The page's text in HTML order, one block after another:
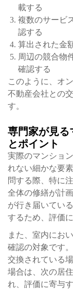
載する
複数のサービ
認する
算出された金
周辺の競合物
確認する
このように、オ
不動産会社との
す。
専門家が見る
とポイント
実際のマンショ
れない細かな要
問する際、特に
全体の修繕が計
が行き届いてい
するため、評価
また、室内にお
確認の対象です
交換されている
場合は、次の居
れ、評価に寄与